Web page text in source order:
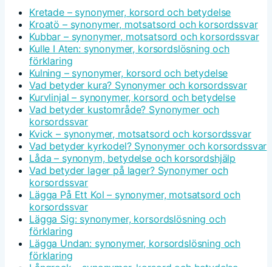
Kretade – synonymer, korsord och betydelse
Kroatö – synonymer, motsatsord och korsordssvar
Kubbar – synonymer, motsatsord och korsordssvar
Kulle I Aten: synonymer, korsordslösning och
förklaring
Kulning – synonymer, korsord och betydelse
Vad betyder kura? Synonymer och korsordssvar
Kurvlinjal – synonymer, korsord och betydelse
Vad betyder kustområde? Synonymer och
korsordssvar
Kvick – synonymer, motsatsord och korsordssvar
Vad betyder kyrkodel? Synonymer och korsordssvar
Låda – synonym, betydelse och korsordshjälp
Vad betyder lager på lager? Synonymer och
korsordssvar
Lägga På Ett Kol – synonymer, motsatsord och
korsordssvar
Lägga Sig: synonymer, korsordslösning och
förklaring
Lägga Undan: synonymer, korsordslösning och
förklaring